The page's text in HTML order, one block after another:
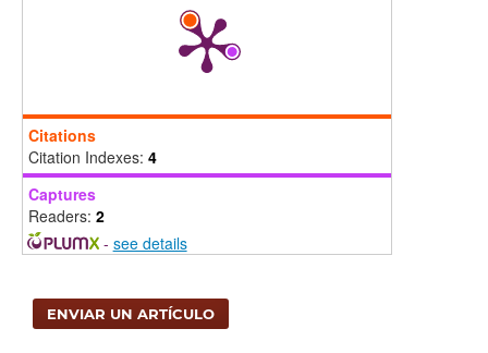
Citations
Citation Indexes: 4
Captures
Readers: 2
- see details
ENVIAR UN ARTÍCULO